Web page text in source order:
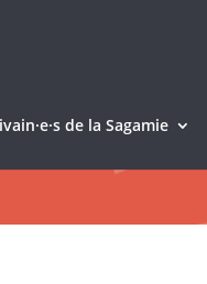
de la Sagamie